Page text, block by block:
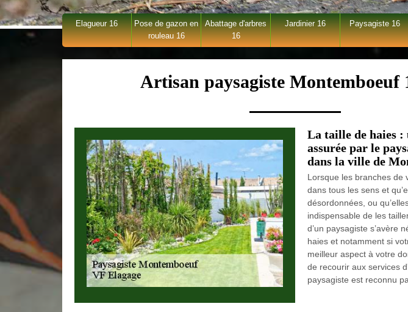
Elagueur 16
Pose de gazon en
rouleau 16
Abattage d'arbres
16
Jardinier 16 Paysagiste 16
Artisan paysagiste Montemboeuf
La taille de haies :
assurée par le
dans la ville de
Lorsque les branches de
dans tous les sens et
désordonnées, ou
indispensable de les
d’un paysagiste s’avère
haies et notamment si
meilleur aspect à votre
de recourir aux services
paysagiste est reconnu